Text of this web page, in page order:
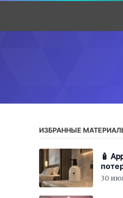
ИЗБРАННЫЕ
🧴
30